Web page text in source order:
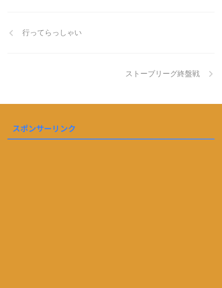
行ってらっしゃい
ストーブリーグ終盤戦
スポンサーリンク